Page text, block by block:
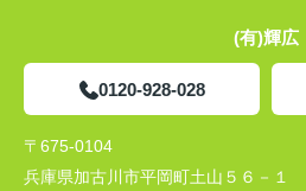
(有)輝広
0120-928-028
〒675-0104
兵庫県加古川市平岡町土山５６－１